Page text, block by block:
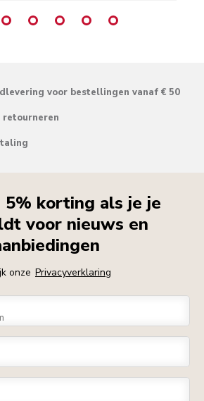
voor bestellingen vanaf € 50
5% korting als je je
voor nieuws en
onze Privacyverklaring